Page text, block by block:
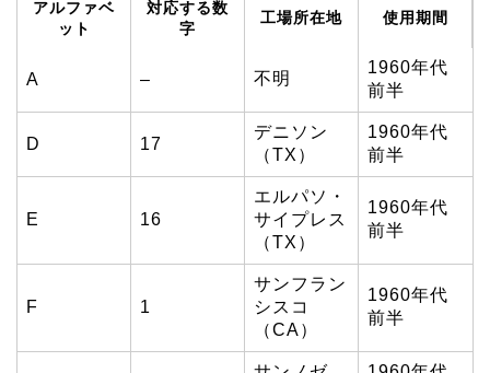
アルファベ
ット
対応する数
字
工場所在地 使用期間
A – 不明
1960年代
前半
D 17
デニソン
（TX）
1960年代
前半
E 16
エルパソ・
サイプレス
（TX）
1960年代
前半
F 1
サンフラン
シスコ
（CA）
1960年代
前半